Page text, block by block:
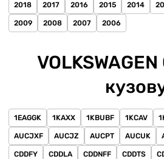
2018 2017 2016 2015 2014
2009 2008 2007 2006
1EAGGK 1KAXX 1KBUBF 1KCAV
AUCJXF AUCJZ AUCPT AUCUK
CDDFY CDDLA CDDNFF CDDTS